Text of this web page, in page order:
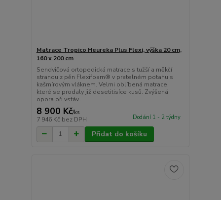
Matrace Tropico Heureka Plus Flexi, výška 20 cm,
160 x 200 cm
Sendvičová ortopedická matrace s tužší a měkčí
stranou z pěn Flexifoam® v pratelném potahu s
kašmírovým vláknem. Velmi oblíbená matrace,
které se prodaly již desetitisíce kusů. Zvýšená
opora při vstáv...
8 900 Kč/ks
7 946 Kč bez DPH Dodání 1 - 2 týdny
Přidat do košíku